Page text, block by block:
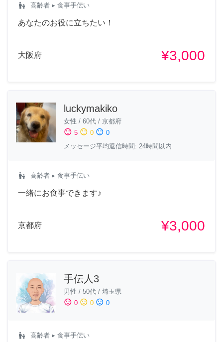
escalator_warning 高齢者 ▸ 食事手伝い
あなたのお役に立ちたい！
大阪府 ¥3,000
luckymakiko
女性 / 60代 / 京都府
sentiment_satisfied 5 sentiment_neutral 0 sentiment_dissatisfied 0
メッセージ平均返信時間: 24時間以内
escalator_warning 高齢者 ▸ 食事手伝い
一緒にお食事できます♪
京都府 ¥3,000
手伝人3
男性 / 50代 / 埼玉県
sentiment_satisfied 0 sentiment_neutral 0 sentiment_dissatisfied 0
escalator_warning 高齢者 ▸ 食事手伝い